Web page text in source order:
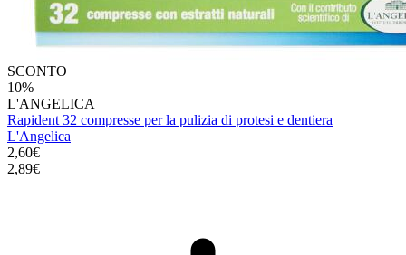
SCONTO
10%
L'ANGELICA
Rapident 32 compresse per la pulizia di protesi e dentiera
L'Angelica
2,60€
2,89€